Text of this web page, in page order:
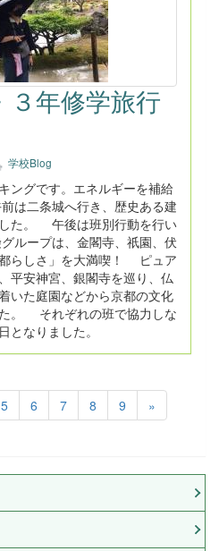
３年修学旅行
学校Blog
ングです。エネルギーを補給
は二条城へ行き、歴史ある建
た。 午後は班別行動を行い
ループは、金閣寺、祇園、伏
らしさ」を大満喫！ ピュア
平安神宮、銀閣寺を巡り、仏
いた庭園などから京都の文化
。 それぞれの班で協力しな
となりました。
5 6 7 8 9 »